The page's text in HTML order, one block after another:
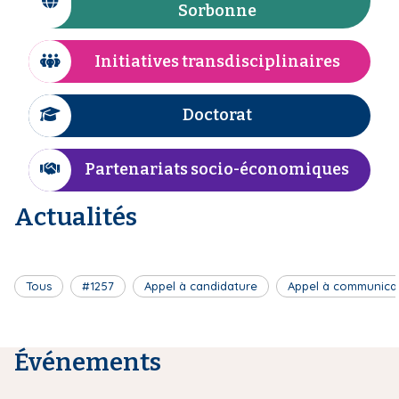
n
e
I
c
ô
n
e
Sorbonne
I
c
ô
n
e
Initiatives transdisciplinaires
I
c
ô
n
e
Doctorat
I
ô
Partenariats socio-économiques
Actualités
Tous #1257 Appel à candidature Appel à
Événements